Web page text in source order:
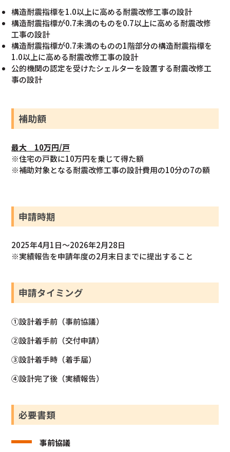
構造耐震指標を1.0以上に高める耐震改修工事の設計
構造耐震指標が0.7未満のものを0.7以上に高める耐震改修
工事の設計
構造耐震指標が0.7未満のものの1階部分の構造耐震指標を
1.0以上に高める耐震改修工事の設計
公的機関の認定を受けたシェルターを設置する耐震改修工
事の設計
補助額
最大 10万円/戸
※住宅の戸数に10万円を乗じて得た額
※補助対象となる耐震改修工事の設計費用の10分の7の額
申請時期
2025年4月1日～2026年2月28日
※実績報告を申請年度の2月末日までに提出すること
申請タイミング
①設計着手前（事前協議）
②設計着手前（交付申請）
③設計着手時（着手届）
④設計完了後（実績報告）
必要書類
事前協議